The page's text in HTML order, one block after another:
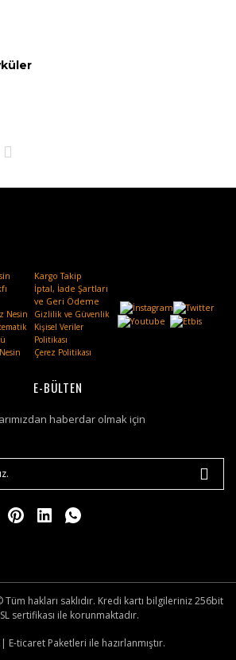
Nesin
Kargo Takip
İptal, İade Şartları
ve Geri Ödeme
Gizlilik ve Güvenlik
Kişisel Veriler
Politikası
Çerez Politikası
E-BÜLTEN
haberdar olmak için
Tüm hakları saklıdır. Kredi kartı bilgileriniz 256bit
sertifikası ile korunmaktadır.
| E-ticaret Paketleri ile hazırlanmıştır.